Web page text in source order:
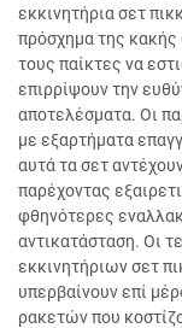
εκκινητήρια σετ
πρόσχημα της κακής
τους παίκτες να
επιρρίψουν την
αποτελέσματα. Οι
με εξαρτήματα
αυτά τα σετ
παρέχοντας
φθηνότερες
αντικατάσταση. Οι
εκκινητήριων σετ
υπερβαίνουν επί
ρακετών που